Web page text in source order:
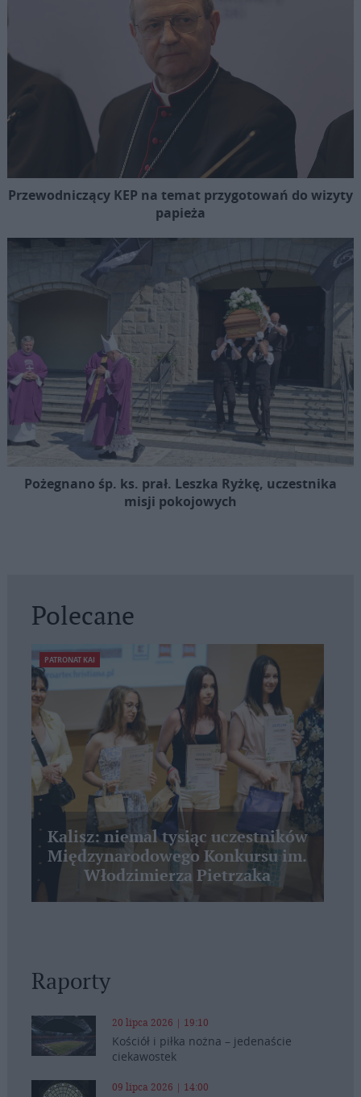
Przewodniczący KEP na temat przygotowań do wizyty
papieża
Pożegnano śp. ks. prał. Leszka Ryżkę, uczestnika
misji pokojowych
Polecane
PATRONAT KAI
Kalisz: niemal tysiąc uczestników
Międzynarodowego Konkursu im.
Włodzimierza Pietrzaka
Raporty
20 lipca 2026 | 19:10
Kościół i piłka nożna – jedenaście
ciekawostek
09 lipca 2026 | 14:00